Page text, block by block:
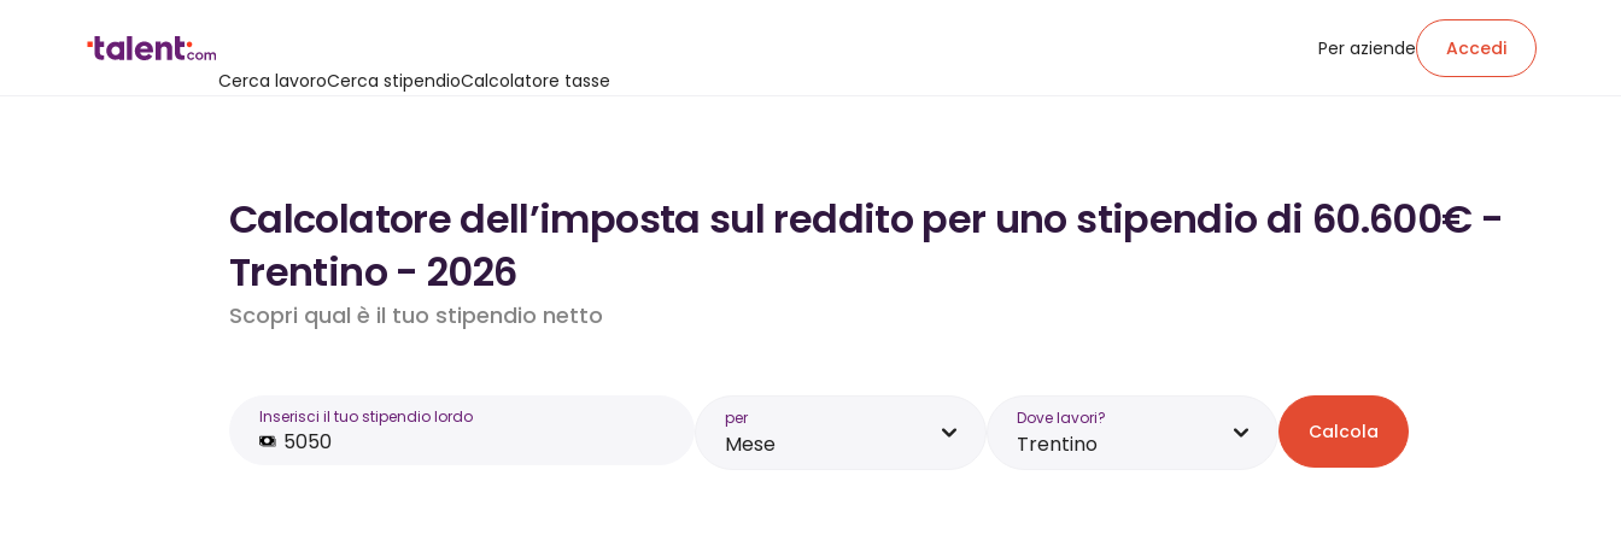
Cerca lavoroCerca stipendioCalcolatore tasse
Per aziende Accedi
Calcolatore dell’imposta sul reddito per uno stipendio di 60.600€ -
Trentino - 2026
Scopri qual è il tuo stipendio netto
Inserisci il tuo stipendio lordo per
Mese
Dove lavori?
Trentino Calcola